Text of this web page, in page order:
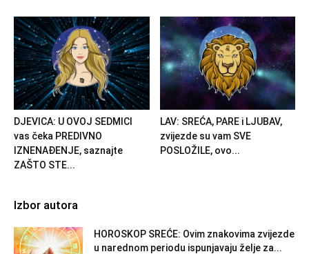
DJEVICA: U OVOJ SEDMICI
vas čeka PREDIVNO
IZNENAĐENJE, saznajte
ZAŠTO STE...
LAV: SREĆA, PARE i LJUBAV,
zvijezde su vam SVE
POSLOŽILE, ovo...
Izbor autora
HOROSKOP SREĆE: Ovim znakovima zvijezde
u narednom periodu ispunjavaju želje za...